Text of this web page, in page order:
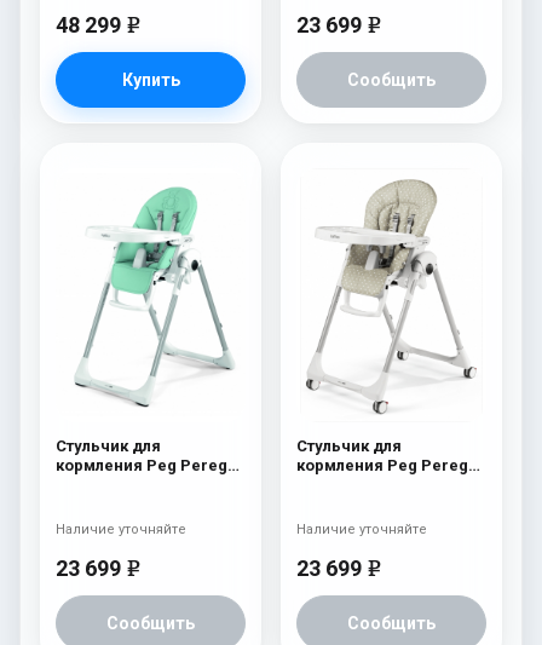
48 299 e
Купить
23 699 e
Сообщить
Стульчик для
кормления Peg Perego
23 699 e
Сообщить
Наличие уточняйте
Стульчик для
кормления Peg Perego
23 699 e
Сообщить
Наличие уточняйте